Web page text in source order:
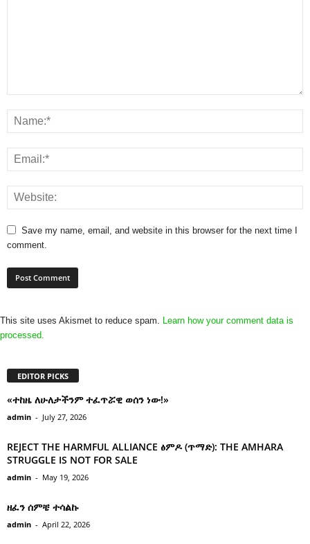
Save my name, email, and website in this browser for the next time I
comment.
This site uses Akismet to reduce spam. Learn how your comment data is
processed.
EDITOR PICKS
«ተከዜ ለሁለታችንም ተፈጥሯዊ ወሰን ነው!»
admin - July 27, 2026
REJECT THE HARMFUL ALLIANCE ፅምዶ (ጥማድ): THE AMHARA
STRUGGLE IS NOT FOR SALE
admin - May 19, 2026
ዘፈን ሰምቼ ተሳልኩ
admin - April 22, 2026